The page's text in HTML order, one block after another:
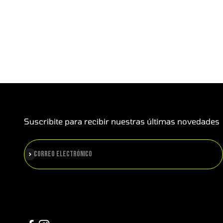
Suscribite para recibir nuestras últimas novedades
Correo electrónico
Suscribirse